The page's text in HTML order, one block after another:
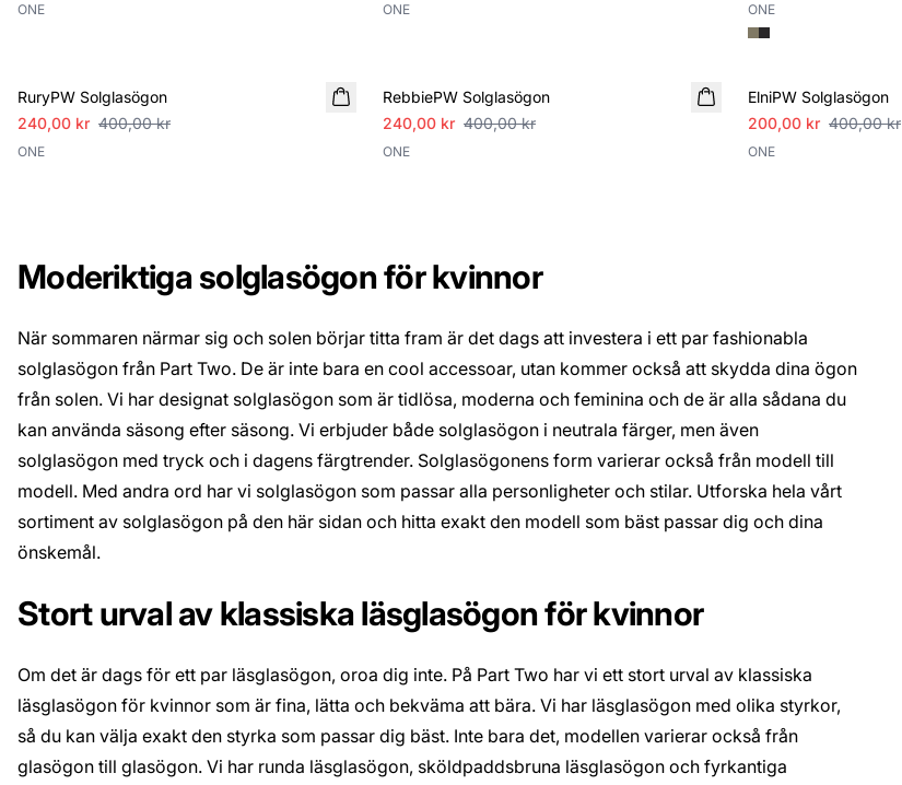
ONE ONE ONE
RuryPW Solglasögon
240,00 kr 400,00 kr
ONE
RebbiePW Solglasögon
240,00 kr 400,00 kr
ONE
ElniPW Solglasögon
200,00 kr 400,00 kr
ONE
Moderiktiga solglasögon för kvinnor
När sommaren närmar sig och solen börjar titta fram är det dags att investera i ett par fashionabla
solglasögon från Part Two. De är inte bara en cool accessoar, utan kommer också att skydda dina ögon
från solen. Vi har designat solglasögon som är tidlösa, moderna och feminina och de är alla sådana du
kan använda säsong efter säsong. Vi erbjuder både solglasögon i neutrala färger, men även
solglasögon med tryck och i dagens färgtrender. Solglasögonens form varierar också från modell till
modell. Med andra ord har vi solglasögon som passar alla personligheter och stilar. Utforska hela vårt
sortiment av solglasögon på den här sidan och hitta exakt den modell som bäst passar dig och dina
önskemål.
Stort urval av klassiska läsglasögon för kvinnor
Om det är dags för ett par läsglasögon, oroa dig inte. På Part Two har vi ett stort urval av klassiska
läsglasögon för kvinnor som är fina, lätta och bekväma att bära. Vi har läsglasögon med olika styrkor,
så du kan välja exakt den styrka som passar dig bäst. Inte bara det, modellen varierar också från
glasögon till glasögon. Vi har runda läsglasögon, sköldpaddsbruna läsglasögon och fyrkantiga